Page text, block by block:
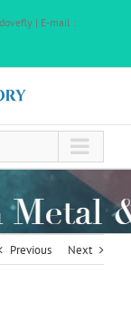
| E-mail :
Previous Next